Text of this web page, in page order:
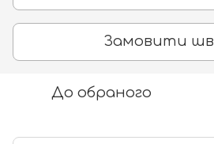
Замовити
До обраного